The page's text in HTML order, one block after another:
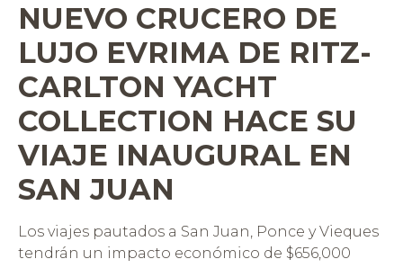
NUEVO CRUCERO DE
LUJO EVRIMA DE RITZ-
CARLTON YACHT
COLLECTION HACE SU
VIAJE INAUGURAL EN
SAN JUAN
Los viajes pautados a San Juan, Ponce y Vieques
tendrán un impacto económico de $656,000